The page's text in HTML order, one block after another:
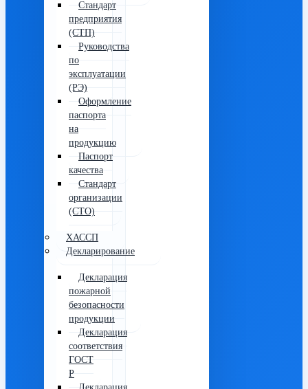
Стандарт
предприятия
(СТП)
Руководства
по
эксплуатации
(РЭ)
Оформление
паспорта
на
продукцию
Паспорт
качества
Стандарт
организации
(СТО)
ХАССП
Декларирование
Декларация
пожарной
безопасности
продукции
Декларация
соответствия
ГОСТ
Р